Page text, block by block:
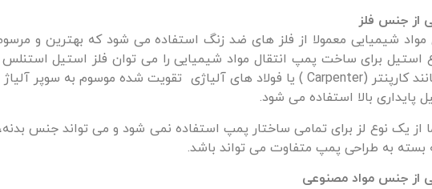
از جنس فلز
مواد شیمیایی معمولا از فلز های ضد زنگ استفاده می شود که بهترین و
پایداری بالا استفاده می شود.
از یک نوع لز برای تمامی ساختار پمپ استفاده نمی شود و می تواند جنس
به طراحی پمپ متفاوت می تواند باشد.
از جنس مواد مصنوعی